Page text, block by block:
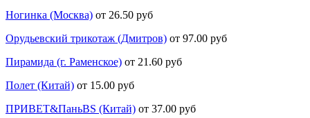
Ногинка (Москва) от 26.50 руб
Орудьевский трикотаж (Дмитров) от 97.00 руб
Пирамида (г. Раменское) от 21.60 руб
Полет (Китай) от 15.00 руб
ПРИВЕТ&ПаньBS (Китай) от 37.00 руб